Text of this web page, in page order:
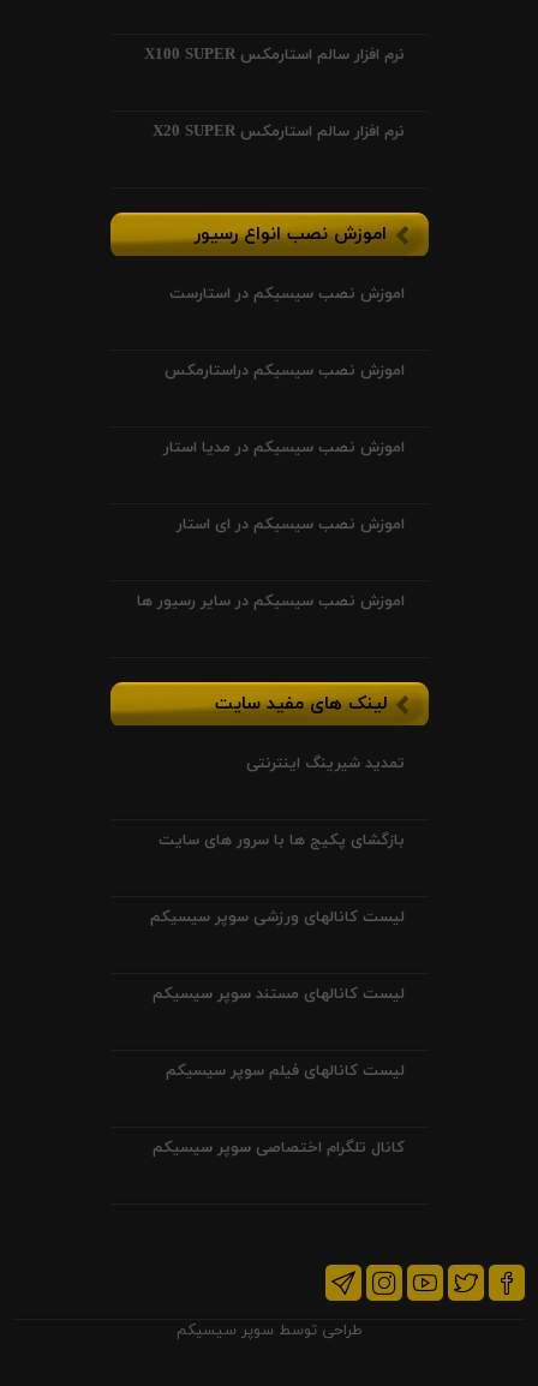
نرم افزار سالم استارمکس X100 SUPER
نرم افزار سالم استارمکس X20 SUPER
اموزش نصب انواع رسیور
اموزش نصب سیسیکم در استارست
اموزش نصب سیسیکم دراستارمکس
اموزش نصب سیسیکم در مدیا استار
اموزش نصب سیسیکم در ای استار
اموزش نصب سیسیکم در سایر رسیور ها
لینک های مفید سایت
تمدید شیرینگ اینترنتی
بازگشای پکیج ها با سرور های سایت
لیست کانالهای ورزشی سوپر سیسیکم
لیست کانالهای مستند سوپر سیسیکم
لیست کانالهای فیلم سوپر سیسیکم
کانال تلگرام اختصاصی سوپر سیسیکم
طراحی توسط سوپر سیسیکم